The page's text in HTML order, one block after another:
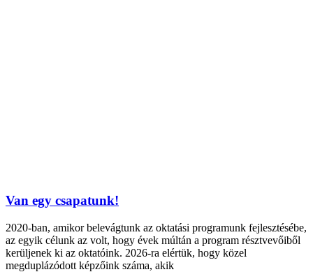
Van egy csapatunk!
2020-ban, amikor belevágtunk az oktatási programunk fejlesztésébe,
az egyik célunk az volt, hogy évek múltán a program résztvevőiből
kerüljenek ki az oktatóink. 2026-ra elértük, hogy közel
megduplázódott képzőink száma, akik